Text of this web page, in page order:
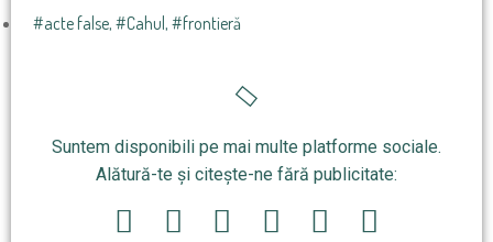
#acte false, #Cahul , #frontieră
Suntem disponibili pe mai multe platforme sociale.
Alătură-te și citește-ne fără publicitate: